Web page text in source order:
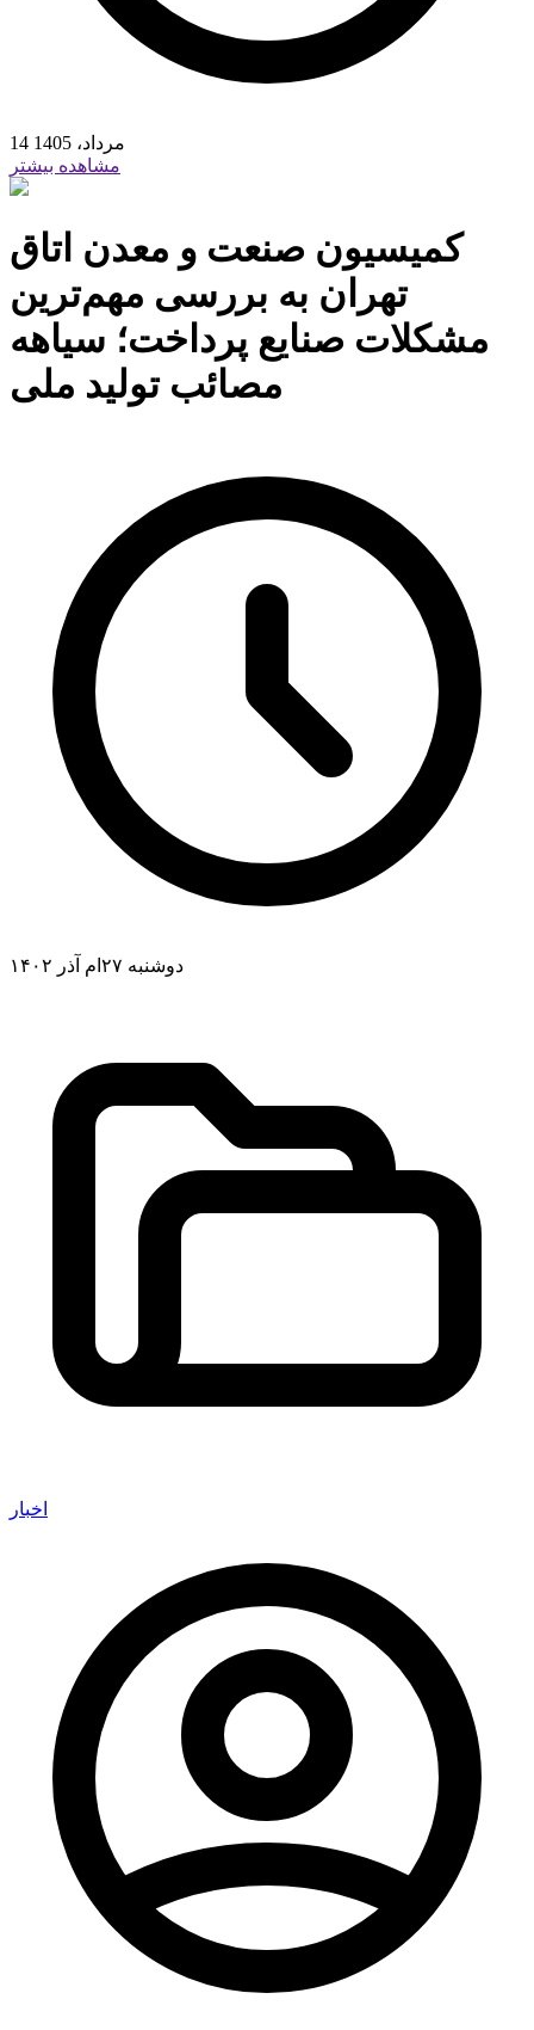
14 مرداد، 1405
مشاهده بیشتر
کمیسیون صنعت و معدن اتاق
تهران به بررسی مهم‌ترین
مشکلات صنایع پرداخت؛ سیاهه
مصائب تولید ملی
دوشنبه ۲۷ام آذر ۱۴۰۲
اخبار